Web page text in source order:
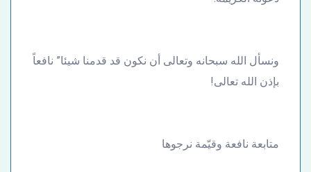
ونسأل الله سبحانه وتعالى أن نكون قد قدمنا شيئا” نافعاً
بإذن الله تعالى!
متابعة نافعة وقيّمة نرجوها